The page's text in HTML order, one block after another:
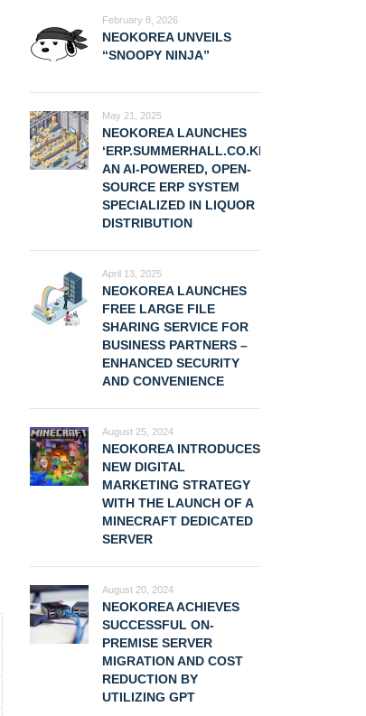
February 8, 2026
NEOKOREA UNVEILS
“SNOOPY NINJA”
May 21, 2025
NEOKOREA LAUNCHES
‘ERP.SUMMERHALL.CO.KR,’
AN AI-POWERED, OPEN-
SOURCE ERP SYSTEM
SPECIALIZED IN LIQUOR
DISTRIBUTION
April 13, 2025
NEOKOREA LAUNCHES
FREE LARGE FILE
SHARING SERVICE FOR
BUSINESS PARTNERS –
ENHANCED SECURITY
AND CONVENIENCE
August 25, 2024
NEOKOREA INTRODUCES
NEW DIGITAL
MARKETING STRATEGY
WITH THE LAUNCH OF A
MINECRAFT DEDICATED
SERVER
August 20, 2024
NEOKOREA ACHIEVES
SUCCESSFUL ON-
PREMISE SERVER
MIGRATION AND COST
REDUCTION BY
UTILIZING GPT